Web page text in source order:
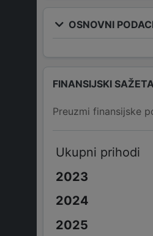
OSNOVNI
FINANSIJSKI
Preuzmi finansijske
Ukupni prihodi